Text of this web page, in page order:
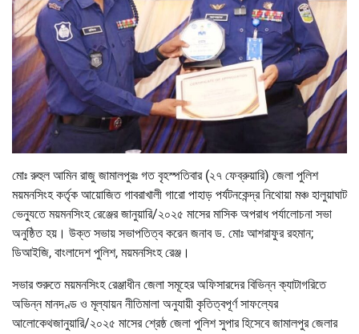
মোঃ রুহুল আমিন রাজু জামালপুরঃ গত বৃহস্পতিবার (২৭ ফেব্রুয়ারি) জেলা পুলিশ
ময়মনসিংহ কর্তৃক আয়োজিত গাবরাখালী গারো পাহাড় পর্যটনকেন্দ্র নিথোয়া মঞ্চ হালুয়াঘাট
ভেন্যুতে ময়মনসিংহ রেঞ্জের জানুয়ারি/২০২৫ মাসের মাসিক অপরাধ পর্যালোচনা সভা
অনুষ্ঠিত হয়। উক্ত সভায় সভাপতিত্ব করেন জনাব ড. মোঃ আশরাফুর রহমান;
ডিআইজি, বাংলাদেশ পুলিশ, ময়মনসিংহ রেঞ্জ।
সভার শুরুতে ময়মনসিংহ রেঞ্জাধীন জেলা সমূহের অফিসারদের বিভিন্ন ক্যাটাগরিতে
অভিন্ন মানদণ্ড ও মূল্যায়ন নীতিমালা অনুযায়ী কৃতিত্বপূর্ণ সাফল্যের
আলোকেথজানুয়ারি/২০২৫ মাসের শ্রেষ্ঠ জেলা পুলিশ সুপার হিসেবে জামালপুর জেলার